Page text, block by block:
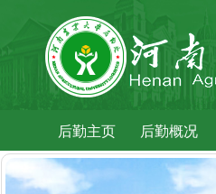
后勤主页 后勤概况